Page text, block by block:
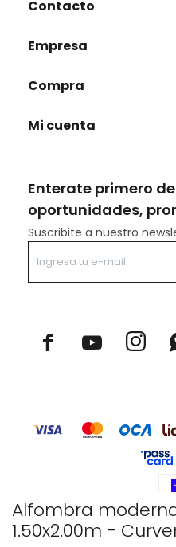
Alfombra
1.50x2.00m -
Enterate primero
oportunidades,
Suscribite a nuestro
 
Contacto
Empresa
Compra
Mi cuenta
© Copyright 2026 / Rustico Hogar